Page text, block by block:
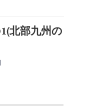
北部九州の